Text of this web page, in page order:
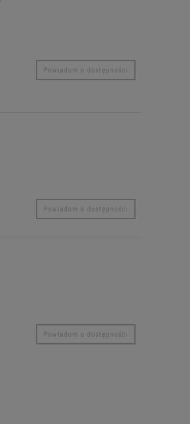
Powiadom o dostępności
Powiadom o dostępności
Powiadom o dostępności